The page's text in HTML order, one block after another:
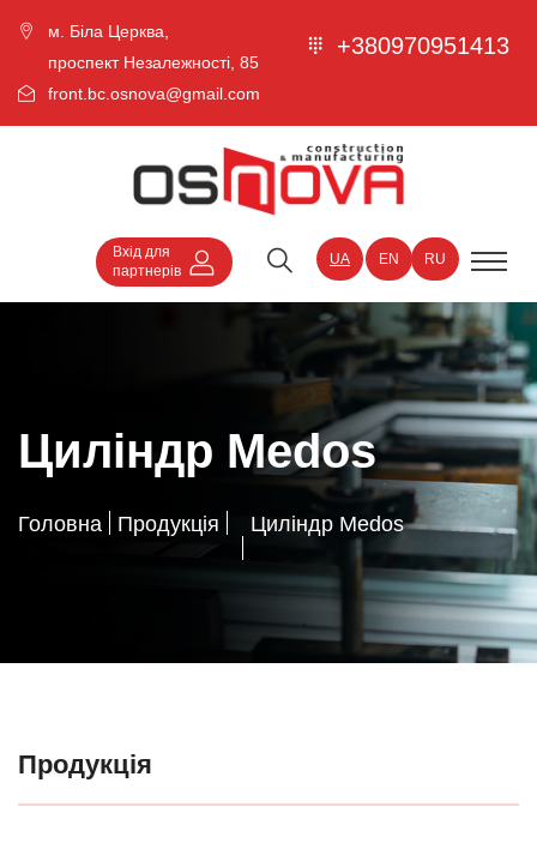
м. Біла Церква,
проспект Незалежності, 85
front.bc.osnova@gmail.com
+380970951413
Вхід для
партнерів
UA EN RU
Циліндр Medos
Головна Продукція Циліндр Medos
Продукція